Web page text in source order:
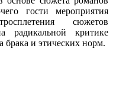
гости мероприятия
сюжетов
критике
брака и этических норм.